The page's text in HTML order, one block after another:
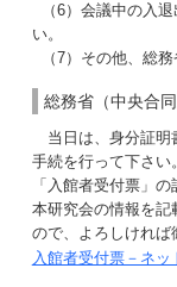
（6）会議中の入
い。
（7）その他、総務
総務省（中央合
当日は、身分証明
手続を行って下さい
「入館者受付票」
本研究会の情報を記
ので、よろしければ
入館者受付票－ネッ